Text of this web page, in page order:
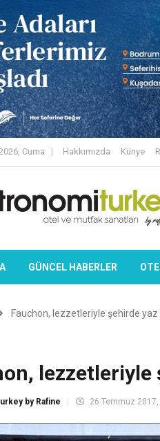
Cuma Hakkımızda Künye
GÜNCEL HABERLER
Fauchon, lezzetleriyle şehirde
lezzetleriyle
by Rafine 26 Temmuz 2017,